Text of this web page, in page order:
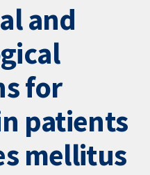
and
for
patients
mellitus